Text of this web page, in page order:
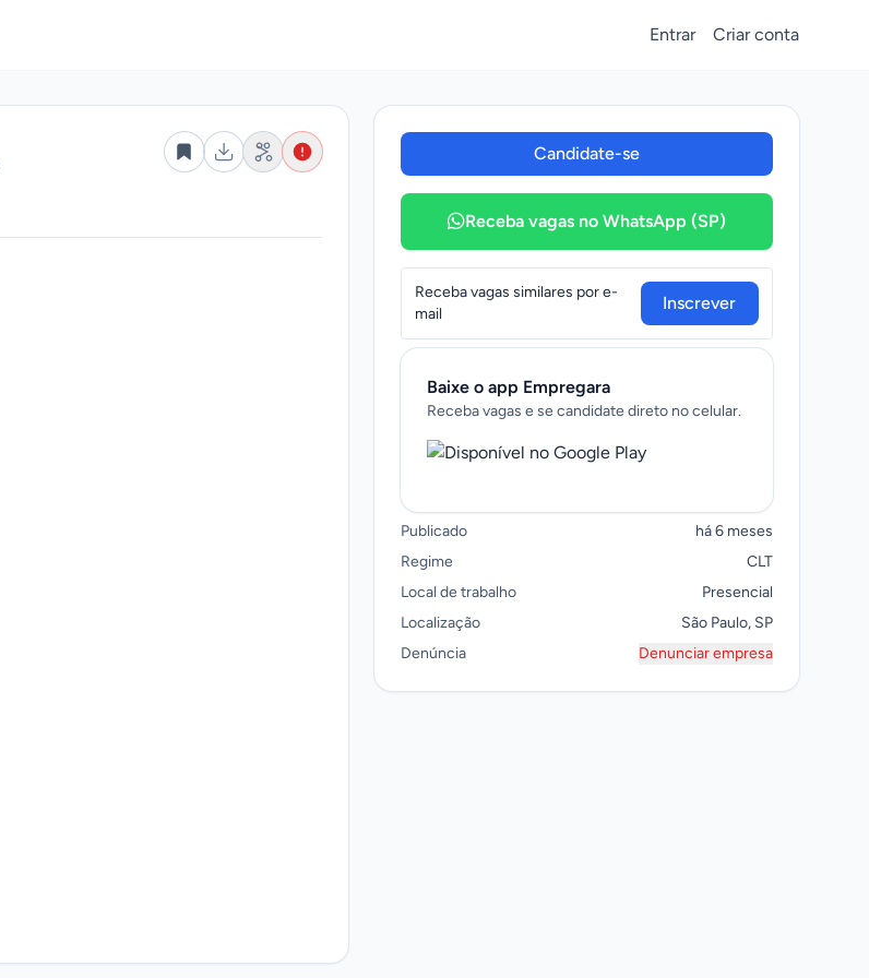
Entrar Criar conta
Candidate-se
Receba vagas no WhatsApp (SP)
Receba vagas similares por e-
mail
Inscrever
Baixe o app Empregara
Receba vagas e se candidate direto no celular.
Publicado
há 6 meses
Regime
CLT
Local de trabalho
Presencial
Localização
São Paulo, SP
Denúncia
Denunciar empresa